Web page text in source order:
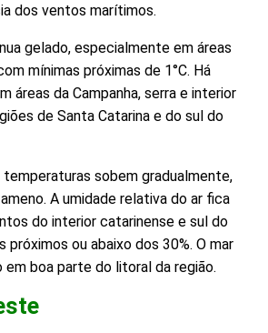
dos ventos marítimos.
gelado, especialmente em áreas
mínimas próximas de 1°C. Há
áreas da Campanha, serra e interior
de Santa Catarina e do sul do
temperaturas sobem gradualmente,
A umidade relativa do ar fica
do interior catarinense e sul do
próximos ou abaixo dos 30%. O mar
boa parte do litoral da região.